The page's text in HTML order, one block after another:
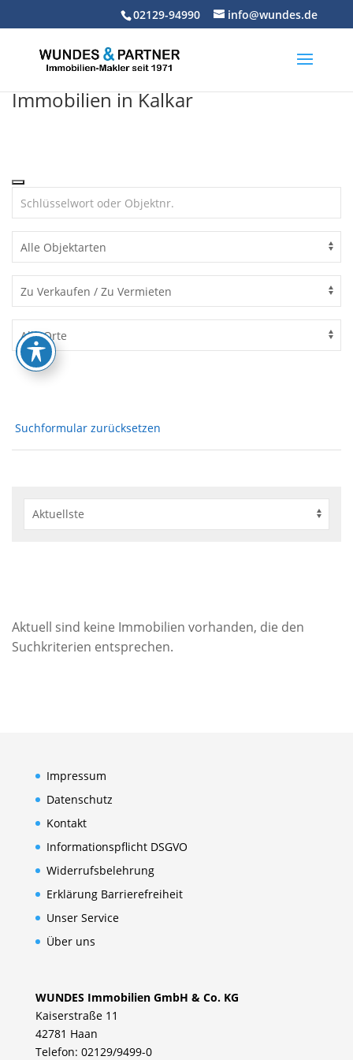
02129-94990 info@wundes.de
Immobilien in Kalkar
Suchformular zurücksetzen
Aktuell sind keine Immobilien vorhanden, die den
Suchkriterien entsprechen.
Impressum
Datenschutz
Kontakt
Informationspflicht DSGVO
Widerrufsbelehrung
Erklärung Barrierefreiheit
Unser Service
Über uns
WUNDES Immobilien GmbH & Co. KG
Kaiserstraße 11
42781 Haan
Telefon: 02129/9499-0